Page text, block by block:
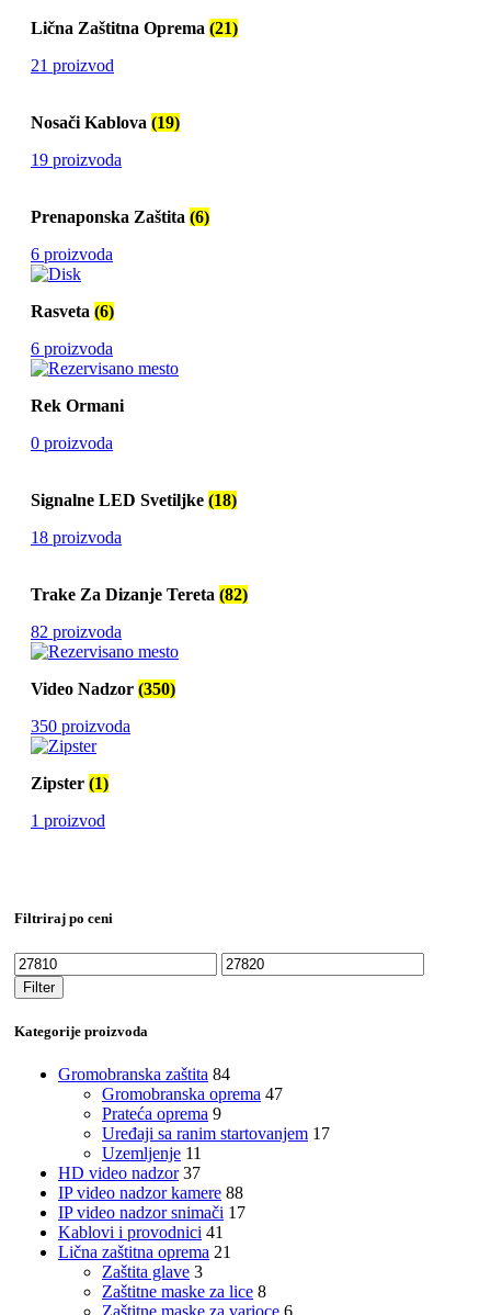
Lična Zaštitna Oprema (21)
21 proizvod
Nosači Kablova (19)
19 proizvoda
Prenaponska Zaštita (6)
6 proizvoda
Rasveta (6)
6 proizvoda
Rek Ormani
0 proizvoda
Signalne LED Svetiljke (18)
18 proizvoda
Trake Za Dizanje Tereta (82)
82 proizvoda
Video Nadzor (350)
350 proizvoda
Zipster (1)
1 proizvod
Filtriraj po ceni
Minimalna
cena
Maksimalna
cena
Filter
Kategorije proizvoda
Gromobranska zaštita 84
Gromobranska oprema 47
Prateća oprema 9
Uređaji sa ranim startovanjem 17
Uzemljenje 11
HD video nadzor 37
IP video nadzor kamere 88
IP video nadzor snimači 17
Kablovi i provodnici 41
Lična zaštitna oprema 21
Zaštita glave 3
Zaštitne maske za lice 8
Zaštitne maske za varioce 6